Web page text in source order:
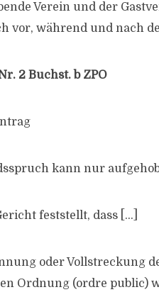
Verein und der
vor, während und nach
2 Buchst. b ZPO
kann nur
feststellt, dass […]
oder Vollstreckung
Ordnung (ordre public)